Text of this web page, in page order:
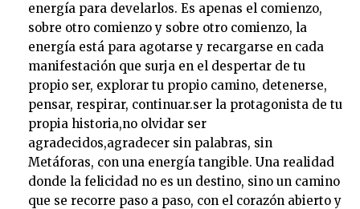
energía para develarlos. Es apenas el comienzo,
sobre otro comienzo y sobre otro comienzo, la
energía está para agotarse y recargarse en cada
manifestación que surja en el despertar de tu
propio ser, explorar tu propio camino, detenerse,
pensar, respirar, continuar.ser la protagonista de tu
propia historia,no olvidar ser
agradecidos,agradecer sin palabras, sin
Metáforas, con una energía tangible. Una realidad
donde la felicidad no es un destino, sino un camino
que se recorre paso a paso, con el corazón abierto y